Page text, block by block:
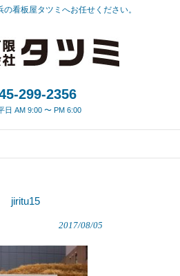
看板屋タツミへお任せください。
299-2356
日 AM 9:00 〜 PM 6:00
jiritu15
2017/08/05